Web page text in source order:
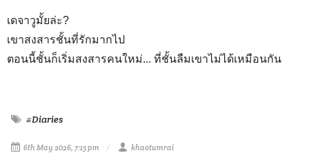
เดจาวูมั้ยล่ะ?
เขาสงสารชั้นที่รักมากไป
ตอนนี้ชั้นก็เริ่มสงสารคนใหม่... ที่ชั้นลืมเขาไม่ได้เหมือนกัน
#Diaries
6th May 2026, 7:15 pm khaotumrai